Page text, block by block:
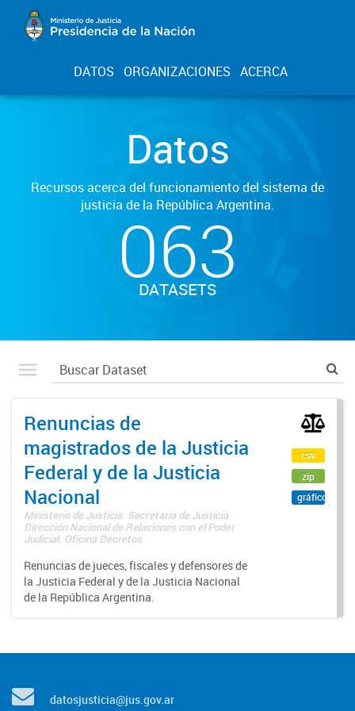
DATOS ORGANIZACIONES ACERCA
Datos
Recursos acerca del funcionamiento del sistema de
justicia de la República Argentina.
063
DATASETS
Renuncias de
magistrados de la Justicia
Federal y de la Justicia
Nacional
Ministerio de Justicia. Secretaría de Justicia.
Dirección Nacional de Relaciones con el Poder
Judicial. Oficina Decretos
Renuncias de jueces, fiscales y defensores de
la Justicia Federal y de la Justicia Nacional
de la República Argentina.
csv
zip
gráfico
datosjusticia@jus.gov.ar